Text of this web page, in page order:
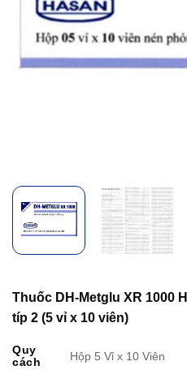
Thuốc DH-Metglu XR 1000
típ 2 (5 vỉ x 10 viên)
Quy
cách
Hộp 5 Vỉ x 10 Viên